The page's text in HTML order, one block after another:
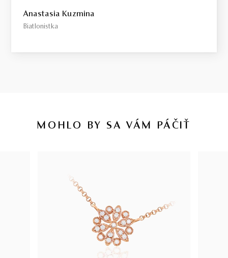
Anastasia Kuzmina
Biatlonistka
MOHLO BY SA VÁM PÁČIŤ